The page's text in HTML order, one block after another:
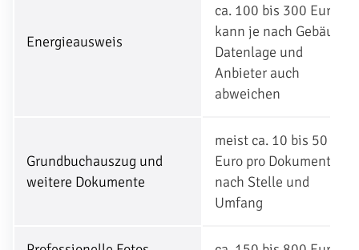
Energieausweis
ca. 100 bis 300 Euro,
kann je nach Gebäude,
Datenlage und
Anbieter auch
abweichen
Grundbuchauszug und
weitere Dokumente
meist ca. 10 bis 50
Euro pro Dokument, je
nach Stelle und
Umfang